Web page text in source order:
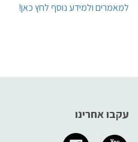
למאמרים ולמידע נוסף לחץ כאן!
עקבו אחרינו